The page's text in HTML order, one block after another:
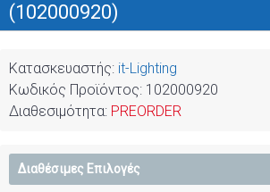
(102000920)
Κατασκευαστής: it-Lighting
Κωδικός Προϊόντος: 102000920
Διαθεσιμότητα: PREORDER
Διαθέσιμες Επιλογές